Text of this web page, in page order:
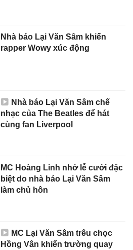
Nhà báo Lại Văn Sâm khiến
rapper Wowy xúc động
Nhà báo Lại Văn Sâm chế
nhạc của The Beatles để hát
cùng fan Liverpool
MC Hoàng Linh nhớ lễ cưới đặc
biệt do nhà báo Lại Văn Sâm
làm chủ hôn
MC Lại Văn Sâm trêu chọc
Hồng Vân khiến trường quay